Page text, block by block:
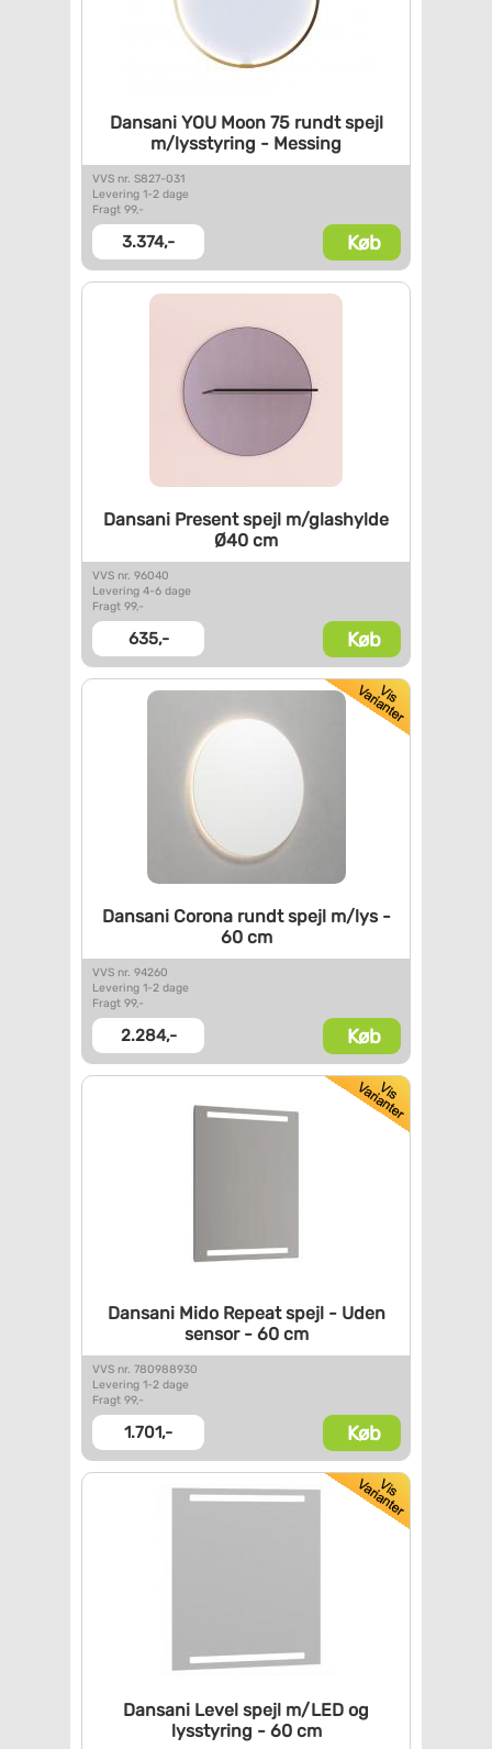
Dansani YOU Moon 75 rundtspejl
m/lysstyring - Messing
VVS nr. S827-031
Levering 1-2 dage
Fragt 99,-
3.374,- Køb
Dansani Present spejl m/glashylde
Ø40 cm
VVS nr. 96040
Levering 4-6 dage
Fragt 99,-
635,- Køb
Dansani Corona rundt spejlm/lys -
60 cm
VVS nr. 94260
Levering 1-2 dage
Fragt 99,-
2.284,- Køb
Dansani Mido Repeat spejl -Uden
sensor - 60 cm
VVS nr. 780988930
Levering 1-2 dage
Fragt 99,-
1.701,- Køb
Dansani Level spejl m/LED og
lysstyring - 60 cm